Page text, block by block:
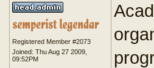
Registered Member #2073
Joined: Thu Aug 27 2009,
09:52PM